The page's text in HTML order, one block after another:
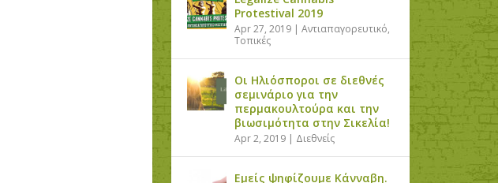
Protestival 2019
Apr 27, 2019 |Αντιαπαγορευτικό,
Τοπικές
Οι Ηλιόσποροι σε διεθνές
σεμινάριο για την
περμακουλτούρα και την
βιωσιμότητα στην Σικελία!
Apr 2, 2019 | Διεθνείς
Εμείς ψηφίζουμε Κάνναβη.